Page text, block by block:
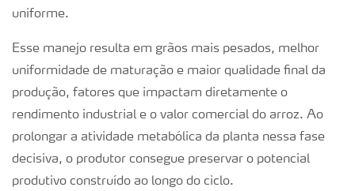
uniforme.
Esse manejo resulta em grãos mais pesados, melhor
uniformidade de maturação e maior qualidade final da
produção, fatores que impactam diretamente o
rendimento industrial e o valor comercial do arroz. Ao
prolongar a atividade metabólica da planta nessa fase
decisiva, o produtor consegue preservar o potencial
produtivo construído ao longo do ciclo.